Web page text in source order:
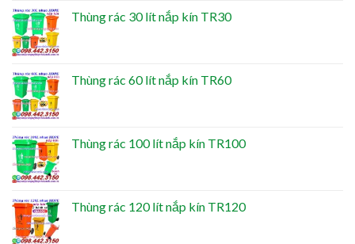
Thùng rác 30 lít nắp kín TR30
Thùng rác 60 lít nắp kín TR60
Thùng rác 100 lít nắp kín TR100
Thùng rác 120 lít nắp kín TR120